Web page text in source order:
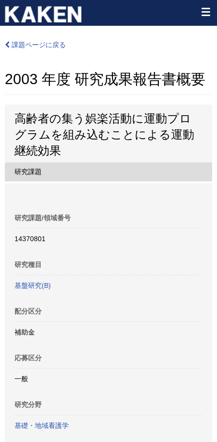
課題ページに戻る
2003 年度 研究成果報告書概要
高齢者の集う娯楽活動に運動プロ
グラムを組み込むことによる運動
継続効果
研究課題
研究課題/領域番号
14370801
研究種目
基盤研究(B)
配分区分
補助金
応募区分
一般
研究分野
基礎・地域看護学